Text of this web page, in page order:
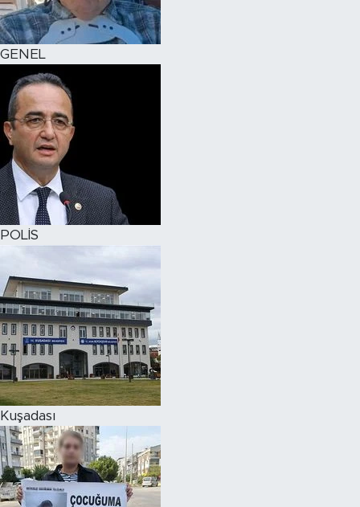
GENEL
POLİS
Kuşadası